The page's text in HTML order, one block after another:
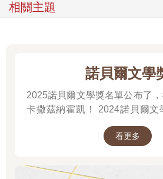
相關主題
諾貝爾文學
2025諾貝爾文學獎名單公布了
卡撒茲納霍凱！ 2024諾貝爾文
看更多